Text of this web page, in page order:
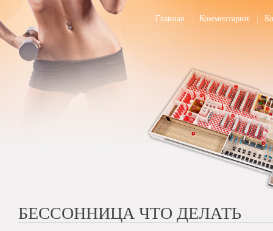
Главная Комментарии
БЕССОННИЦА ЧТО ДЕЛАТЬ